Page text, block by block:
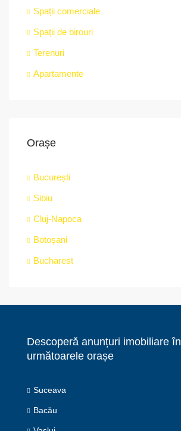
Spații comerciale
Spații de birouri
Terenuri
Apartamente
Orașe
București
Sibiu
Cluj-Napoca
Botoșani
Bucharest
Descoperă anunțuri imobiliare în
următoarele orașe
Suceava
Bacău